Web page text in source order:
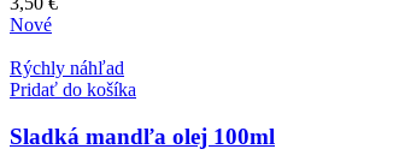
Nové
Rýchly náhľad
Pridať do košíka
Sladká mandľa olej 100ml